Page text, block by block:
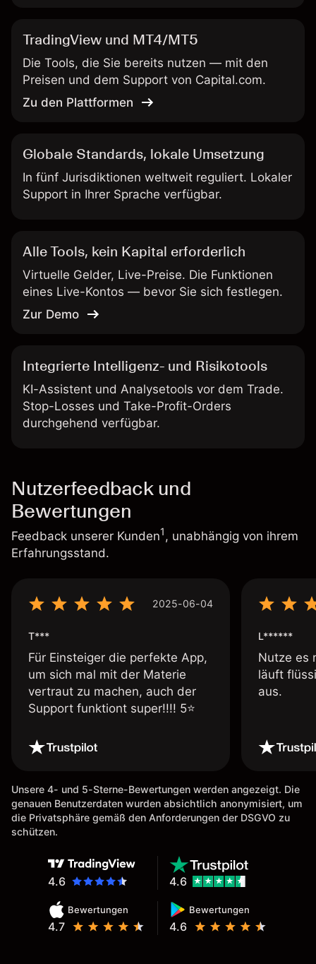
TradingView und MT4/MT5
Die Tools, die Sie bereits nutzen — mit den
Preisen und dem Support von Capital.com.
Zu den Plattformen
Globale Standards, lokale Umsetzung
In fünf Jurisdiktionen weltweit reguliert. Lokaler
Support in Ihrer Sprache verfügbar.
Alle Tools, kein Kapital erforderlich
Virtuelle Gelder, Live-Preise. Die Funktionen
eines Live-Kontos — bevor Sie sich festlegen.
Zur Demo
Integrierte Intelligenz- und Risikotools
KI-Assistent und Analysetools vor dem Trade.
Stop-Losses und Take-Profit-Orders
durchgehend verfügbar.
Nutzerfeedback und
Bewertungen
Feedback unserer Kunden1, unabhängig von ihrem
Erfahrungsstand.
2025-06-04
T***
Für Einsteiger die perfekte App,
um sich mal mit der Materie
vertraut zu machen, auch der
Support funktiont super!!!! 5⭐️
L******
Nutze es
läuft
aus.
Unsere 4- und 5-Sterne-Bewertungen werden angezeigt. Die
genauen Benutzerdaten wurden absichtlich anonymisiert, um
die Privatsphäre gemäß den Anforderungen der DSGVO zu
schützen.
4.6
Bewertungen
4.7
Bewertungen
4.6
4.6